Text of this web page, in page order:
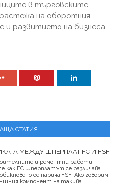
в търговските
на оборотния
и развитието на бизнеса.
СТАТИЯ
МЕЖДУ ШПЕРПЛАТ FC И FSF
и ремонтни работи
как FC шперплатът се различава
се нарича FSF. Ако говорим
компонент на такива...